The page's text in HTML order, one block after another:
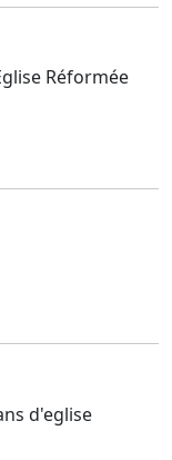
Réformée
d'eglise